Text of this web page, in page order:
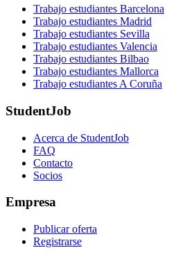
Trabajo estudiantes Barcelona
Trabajo estudiantes Madrid
Trabajo estudiantes Sevilla
Trabajo estudiantes Valencia
Trabajo estudiantes Bilbao
Trabajo estudiantes Mallorca
Trabajo estudiantes A Coruña
StudentJob
Acerca de StudentJob
FAQ
Contacto
Socios
Empresa
Publicar oferta
Registrarse